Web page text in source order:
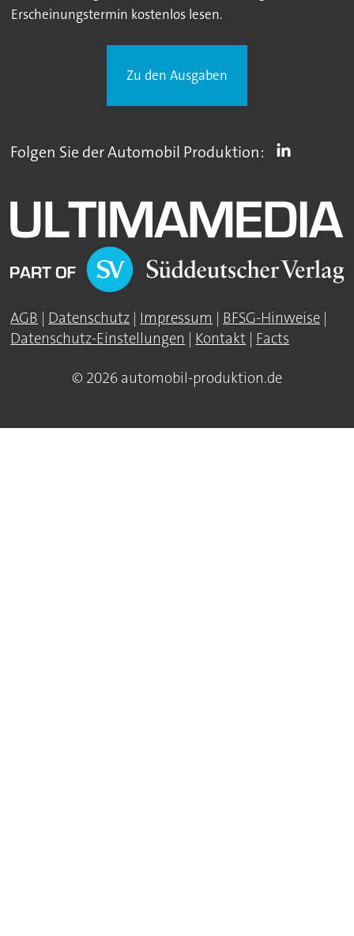
Erscheinungstermin kostenlos lesen.
Zu den Ausgaben
Folgen Sie der Automobil Produktion:
AGB | Datenschutz | Impressum | BFSG-Hinweise |
Datenschutz-Einstellungen | Kontakt | Facts
© 2026 automobil-produktion.de